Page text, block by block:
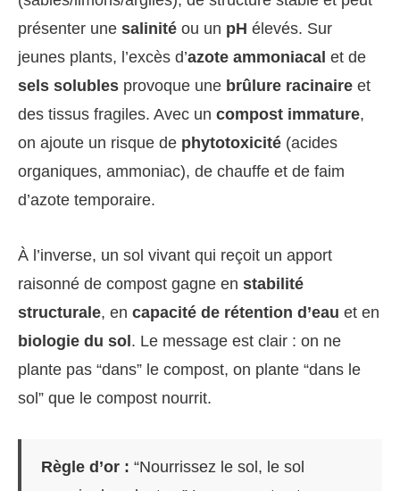
présenter une salinité ou un pH élevés. Sur
jeunes plants, l’excès d’azote ammoniacal et de
sels solubles provoque une brûlure racinaire et
des tissus fragiles. Avec un compost immature,
on ajoute un risque de phytotoxicité (acides
organiques, ammoniac), de chauffe et de faim
d’azote temporaire.
À l’inverse, un sol vivant qui reçoit un apport
raisonné de compost gagne en stabilité
structurale, en capacité de rétention d’eau et en
biologie du sol . Le message est clair : on ne
plante pas “dans” le compost, on plante “dans le
sol” que le compost nourrit.
Règle d’or : “Nourrissez le sol, le sol